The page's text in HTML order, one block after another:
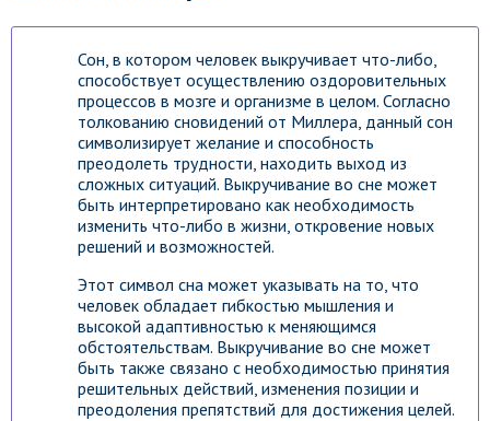
Сон, в котором человек выкручивает что-либо,
способствует осуществлению оздоровительных
процессов в мозге и организме в целом. Согласно
толкованию сновидений от Миллера, данный сон
символизирует желание и способность
преодолеть трудности, находить выход из
сложных ситуаций. Выкручивание во сне может
быть интерпретировано как необходимость
изменить что-либо в жизни, откровение новых
решений и возможностей.
Этот символ сна может указывать на то, что
человек обладает гибкостью мышления и
высокой адаптивностью к меняющимся
обстоятельствам. Выкручивание во сне может
быть также связано с необходимостью принятия
решительных действий, изменения позиции и
преодоления препятствий для достижения целей.